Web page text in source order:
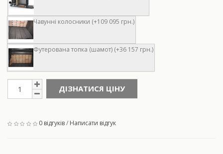
Чавунні колосники (+109 095 грн.)
Футерована топка (шамот) (+36 157 грн.)
ДІЗНАТИСЯ ЦІНУ
0 відгуків/ Написати відгук